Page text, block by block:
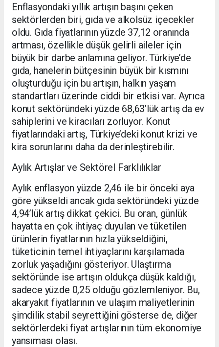
Enflasyondaki yıllık artışın başını çeken
sektörlerden biri, gıda ve alkolsüz içecekler
oldu. Gıda fiyatlarının yüzde 37,12 oranında
artması, özellikle düşük gelirli aileler için
büyük bir darbe anlamına geliyor. Türkiye’de
gıda, hanelerin bütçesinin büyük bir kısmını
oluşturduğu için bu artışın, halkın yaşam
standartları üzerinde ciddi bir etkisi var. Ayrıca
konut sektöründeki yüzde 68,63’lük artış da ev
sahiplerini ve kiracıları zorluyor. Konut
fiyatlarındaki artış, Türkiye’deki konut krizi ve
kira sorunlarını daha da derinleştirebilir.
Aylık Artışlar ve Sektörel Farklılıklar
Aylık enflasyon yüzde 2,46 ile bir önceki aya
göre yükseldi ancak gıda sektöründeki yüzde
4,94’lük artış dikkat çekici. Bu oran, günlük
hayatta en çok ihtiyaç duyulan ve tüketilen
ürünlerin fiyatlarının hızla yükseldiğini,
tüketicinin temel ihtiyaçlarını karşılamada
zorluk yaşadığını gösteriyor. Ulaştırma
sektöründe ise artışın oldukça düşük kaldığı,
sadece yüzde 0,25 olduğu gözlemleniyor. Bu,
akaryakıt fiyatlarının ve ulaşım maliyetlerinin
şimdilik stabil seyrettiğini gösterse de, diğer
sektörlerdeki fiyat artışlarının tüm ekonomiye
yansıması olası.